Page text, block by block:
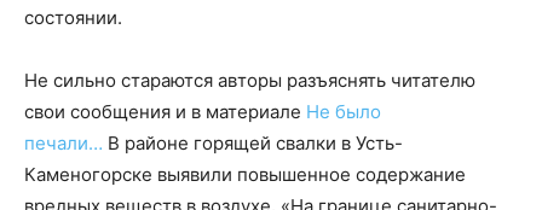
состоянии.
Не сильно стараются авторы разъяснять читателю
свои сообщения и в материале Не было
печали… В районе горящей свалки в Усть-
Каменогорске выявили повышенное содержание